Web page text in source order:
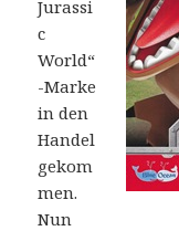
Jurassi
c
World“
-Marke
in den
Handel
gekom
men.
Nun